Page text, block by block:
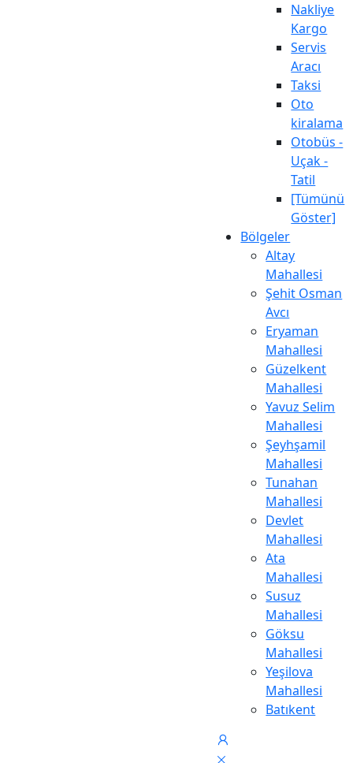
Nakliye
Kargo
Servis
Aracı
Taksi
Oto
kiralama
Otobüs -
Uçak -
Tatil
[Tümünü
Göster]
Bölgeler
Altay
Mahallesi
Şehit Osman
Avcı
Eryaman
Mahallesi
Güzelkent
Mahallesi
Yavuz Selim
Mahallesi
Şeyhşamil
Mahallesi
Tunahan
Mahallesi
Devlet
Mahallesi
Ata
Mahallesi
Susuz
Mahallesi
Göksu
Mahallesi
Yeşilova
Mahallesi
Batıkent